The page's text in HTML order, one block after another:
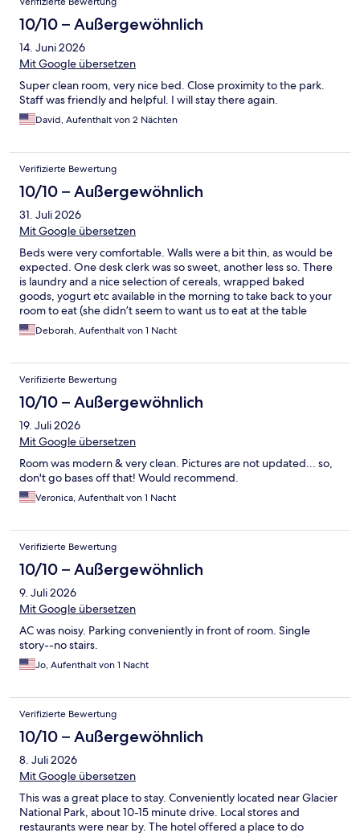
10/10 – Außergewöhnlich
14. Juni 2026
Mit Google übersetzen
Super clean room, very nice bed. Close proximity to the park.
Staff was friendly and helpful. I will stay there again.
David, Aufenthalt von 2 Nächten
Verifizierte Bewertung
10/10 – Außergewöhnlich
31. Juli 2026
Mit Google übersetzen
Beds were very comfortable. Walls were a bit thin, as would be
expected. One desk clerk was so sweet, another less so. There
is laundry and a nice selection of cereals, wrapped baked
goods, yogurt etc available in the morning to take back to your
room to eat (she didn’t seem to want us to eat at the table
there.) Overall very pleased with this place especially
considering we only booked it about a month out in high
Deborah, Aufenthalt von 1 Nacht
Verifizierte Bewertung
10/10 – Außergewöhnlich
19. Juli 2026
Mit Google übersetzen
Room was modern & very clean. Pictures are not updated... so,
don't go bases off that! Would recommend.
Veronica, Aufenthalt von 1 Nacht
Verifizierte Bewertung
10/10 – Außergewöhnlich
9. Juli 2026
Mit Google übersetzen
AC was noisy. Parking conveniently in front of room. Single
story--no stairs.
Jo, Aufenthalt von 1 Nacht
Verifizierte Bewertung
10/10 – Außergewöhnlich
8. Juli 2026
Mit Google übersetzen
This was a great place to stay. Conveniently located near Glacier
National Park, about 10-15 minute drive. Local stores and
restaurants were near by. The hotel offered a place to do